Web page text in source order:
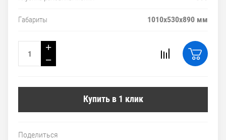
Габариты 1010х530х890 мм
+
−
Купить в 1 клик
Поделиться